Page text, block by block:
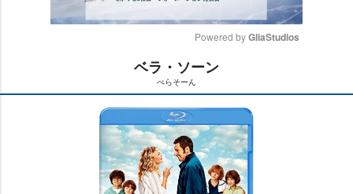
t
e
Powered by GliaStudios
ベラ・ソーン
べらそーん